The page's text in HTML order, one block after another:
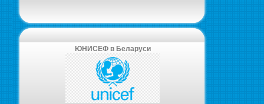
ЮНИСЕФ в Беларуси